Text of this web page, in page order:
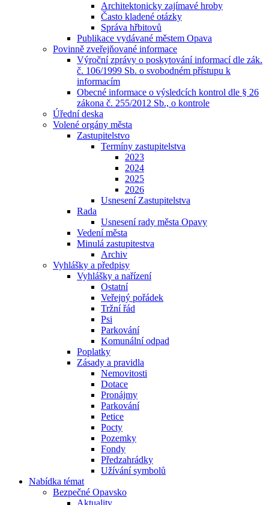
Architektonicky zajímavé hroby
Často kladené otázky
Správa hřbitovů
Publikace vydávané městem Opava
Povinně zveřejňované informace
Výroční zprávy o poskytování informací dle zák.
č. 106/1999 Sb. o svobodném přístupu k
informacím
Obecné informace o výsledcích kontrol dle § 26
zákona č. 255/2012 Sb., o kontrole
Úřední deska
Volené orgány města
Zastupitelstvo
Termíny zastupitelstva
2023
2024
2025
2026
Usnesení Zastupitelstva
Rada
Usnesení rady města Opavy
Vedení města
Minulá zastupitestva
Archiv
Vyhlášky a předpisy
Vyhlášky a nařízení
Ostatní
Veřejný pořádek
Tržní řád
Psi
Parkování
Komunální odpad
Poplatky
Zásady a pravidla
Nemovitosti
Dotace
Pronájmy
Parkování
Petice
Pocty
Pozemky
Fondy
Předzahrádky
Užívání symbolů
Nabídka témat
Bezpečné Opavsko